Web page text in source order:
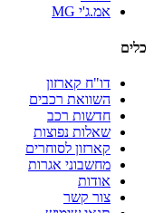
אמ.ג'י MG
כלים
דו"ח קארזון
השוואת רכבים
חדשות רכב
שאלות נפוצות
קארזון לסוחרים
מחשבוני אגרות
אודות
צור קשר